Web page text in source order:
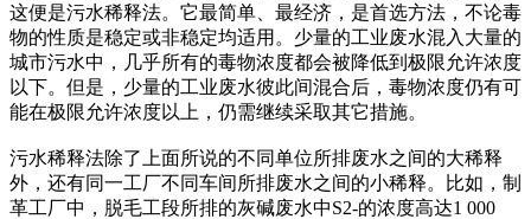
这便是污水稀释法。它最简单、最经济，是首选方法，不论毒
物的性质是稳定或非稳定均适用。少量的工业废水混入大量的
城市污水中，几乎所有的毒物浓度都会被降低到极限允许浓度
以下。但是，少量的工业废水彼此间混合后，毒物浓度仍有可
能在极限允许浓度以上，仍需继续采取其它措施。
污水稀释法除了上面所说的不同单位所排废水之间的大稀释
外，还有同一工厂不同车间所排废水之间的小稀释。比如，制
革工厂中，脱毛工段所排的灰碱废水中S2-的浓度高达1 000